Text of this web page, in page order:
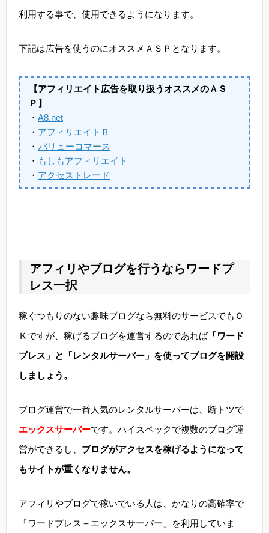
利用する事で、使用できるようになります。
下記は広告を使うのにオススメＡＳＰとなります。
【アフィリエイト広告を取り扱うオススメのＡＳ
Ｐ】
・ A8.net
・ アフィリエイトＢ
・ バリューコマース
・ もしもアフィリエイト
・ アクセストレード
アフィリやブログを行うならワードプ
レス一択
稼ぐつもりのない趣味ブログなら無料のサービスでもＯ
Ｋですが、稼げるブログを運営するのであれば「ワード
プレス」と「レンタルサーバー」を使ってブログを開設
しましょう。
ブログ運営で一番人気のレンタルサーバーは、断トツで
エックスサーバーです。ハイスペックで複数のブログ運
営ができるし、 ブログがアクセスを稼げるようになって
もサイトが重くなりません。
アフィリやブログで稼いでいる人は、かなりの高確率で
「ワードプレス＋エックスサーバー」を利用していま